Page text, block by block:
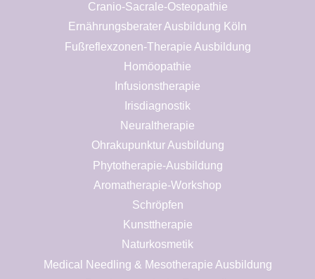
Cranio-Sacrale-Osteopathie
Ernährungsberater Ausbildung Köln
Fußreflexzonen-Therapie Ausbildung
Homöopathie
Infusionstherapie
Irisdiagnostik
Neuraltherapie
Ohrakupunktur Ausbildung
Phytotherapie-Ausbildung
Aromatherapie-Workshop
Schröpfen
Kunsttherapie
Naturkosmetik
Medical Needling & Mesotherapie Ausbildung